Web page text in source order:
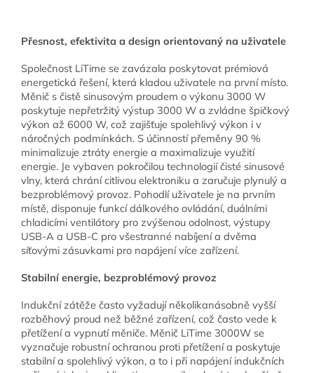
Přesnost, efektivita a design orientovaný na uživatele
Společnost LiTime se zavázala poskytovat prémiová
energetická řešení, která kladou uživatele na první místo.
Měnič s čistě sinusovým proudem o výkonu 3000 W
poskytuje nepřetržitý výstup 3000 W a zvládne špičkový
výkon až 6000 W, což zajišťuje spolehlivý výkon i v
náročných podmínkách. S účinností přeměny 90 %
minimalizuje ztráty energie a maximalizuje využití
energie. Je vybaven pokročilou technologií čisté sinusové
vlny, která chrání citlivou elektroniku a zaručuje plynulý a
bezproblémový provoz. Pohodlí uživatele je na prvním
místě, disponuje funkcí dálkového ovládání, duálními
chladicími ventilátory pro zvýšenou odolnost, výstupy
USB-A a USB-C pro všestranné nabíjení a dvěma
síťovými zásuvkami pro napájení více zařízení.
Stabilní energie, bezproblémový provoz
Indukční zátěže často vyžadují několikanásobně vyšší
rozběhový proud než běžné zařízení, což často vede k
přetížení a vypnutí měniče. Měnič LiTime 3000W se
vyznačuje robustní ochranou proti přetížení a poskytuje
stabilní a spolehlivý výkon, a to i při napájení indukčních